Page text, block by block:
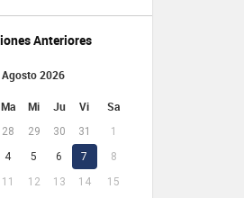
Anteriores
Agosto 2026
Ma Mi Ju Vi Sa
28 29 30 31
1
4 5 6 7
8
11 12 13 14 15